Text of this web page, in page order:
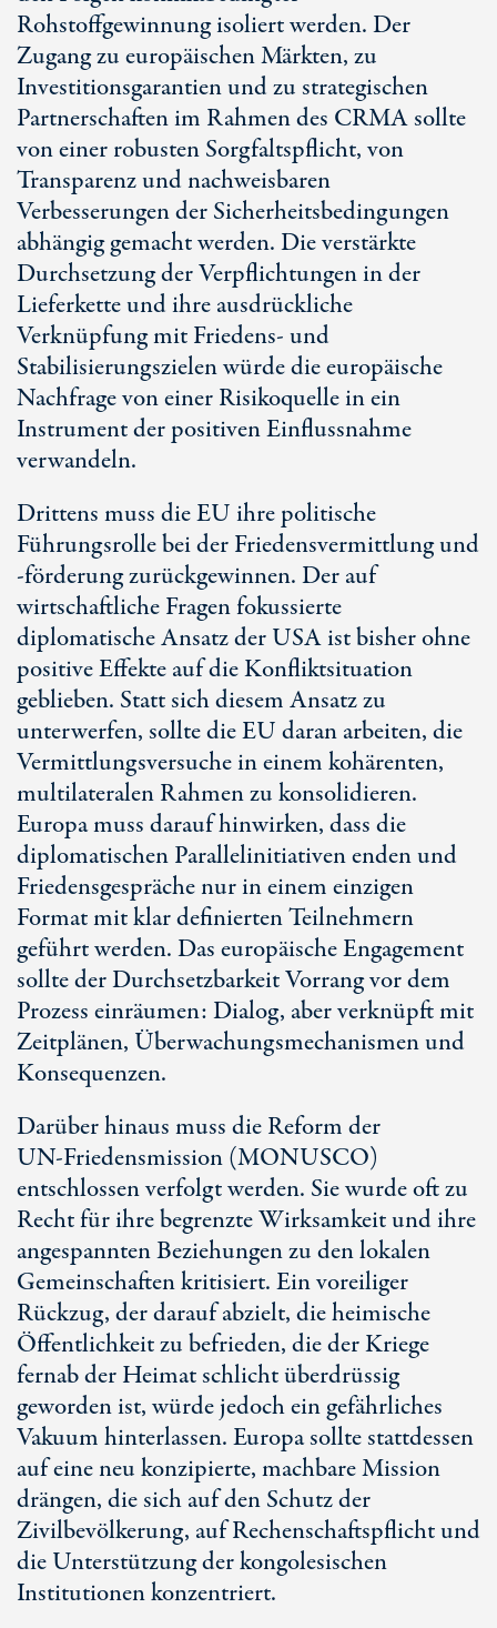
Rohstoffgewinnung isoliert werden. Der
Zugang zu europäischen Märkten, zu
Investitionsgarantien und zu strategischen
Partnerschaften im Rahmen des CRMA sollte
von einer robusten Sorgfaltspflicht, von
Transparenz und nachweisbaren
Verbesserungen der Sicherheitsbedingungen
abhängig gemacht werden. Die verstärkte
Durchsetzung der Verpflichtungen in der
Lieferkette und ihre ausdrückliche
Verknüpfung mit Friedens- und
Stabilisierungszielen würde die europäische
Nachfrage von einer Risikoquelle in ein
Instrument der positiven Einflussnahme
verwandeln.
Drittens muss die EU ihre politische
Führungsrolle bei der Friedensvermittlung und
-förderung zurückgewinnen. Der auf
wirtschaftliche Fragen fokussierte
diplomatische Ansatz der USA ist bisher ohne
positive Effekte auf die Konfliktsituation
geblieben. Statt sich diesem Ansatz zu
unterwerfen, sollte die EU daran arbeiten, die
Vermittlungsversuche in einem kohärenten,
multilateralen Rahmen zu konsolidieren.
Europa muss darauf hinwirken, dass die
diplomatischen Parallelinitiativen enden und
Friedensgespräche nur in einem einzigen
Format mit klar definierten Teilnehmern
geführt werden. Das europäische Engagement
sollte der Durchsetzbarkeit Vorrang vor dem
Prozess einräumen: Dialog, aber verknüpft mit
Zeitplänen, Überwachungsmechanismen und
Konsequenzen.
Darüber hinaus muss die Reform der
UN-Friedensmission (MONUSCO)
entschlossen verfolgt werden. Sie wurde oft zu
Recht für ihre begrenzte Wirksamkeit und ihre
angespannten Beziehungen zu den lokalen
Gemeinschaften kritisiert. Ein voreiliger
Rückzug, der darauf abzielt, die heimische
Öffentlichkeit zu befrieden, die der Kriege
fernab der Heimat schlicht überdrüssig
geworden ist, würde jedoch ein gefährliches
Vakuum hinterlassen. Europa sollte stattdessen
auf eine neu konzipierte, machbare Mission
drängen, die sich auf den Schutz der
Zivilbevölkerung, auf Rechenschaftspflicht und
die Unterstützung der kongolesischen
Institutionen konzentriert.